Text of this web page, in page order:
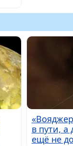
в пути, а
ещё не